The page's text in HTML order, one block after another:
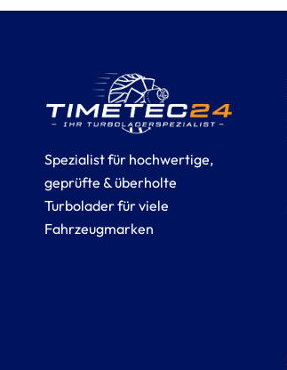
Spezialist für hochwertige,
geprüfte & überholte
Turbolader für viele
Fahrzeugmarken